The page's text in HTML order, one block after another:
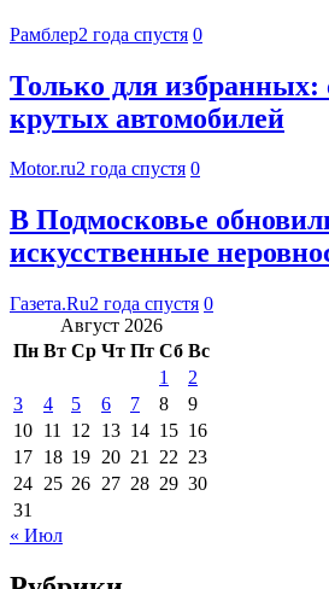
Рамблер2 года спустя 0
Только для избранных:
крутых автомобилей
Motor.ru2 года спустя 0
В Подмосковье
искусственные
Газета.Ru2 года спустя 0
Август 2026
Пн Вт Ср Чт Пт Сб Вс
1
2
3
4 5 6 7 8
9
10 11 12 13 14 15 16
17 18 19 20 21 22 23
24 25 26 27 28 29 30
31
« Июл